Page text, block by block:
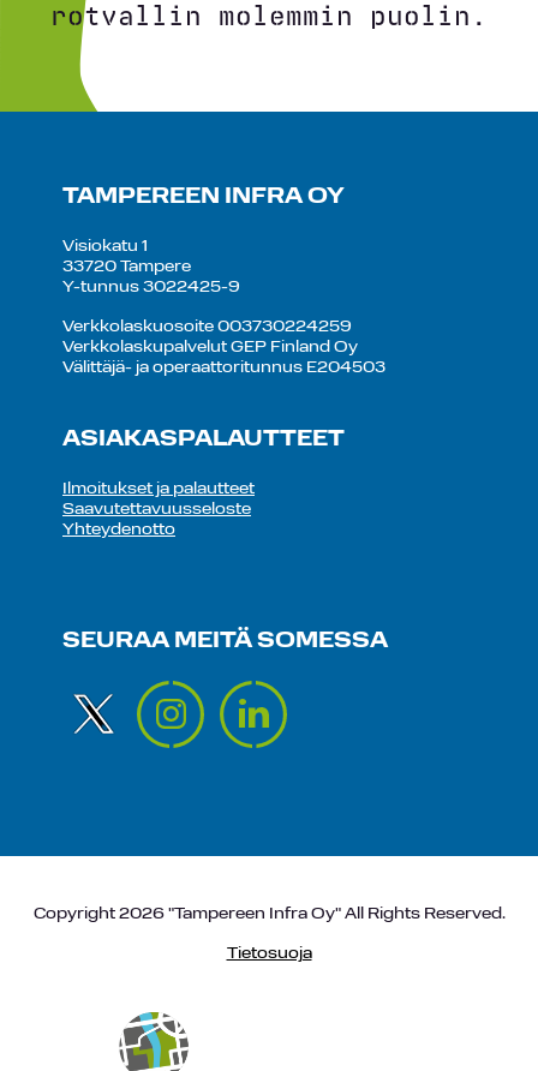
rotvallin molemmin puolin.
TAMPEREEN INFRA OY
Visiokatu 1
33720 Tampere
Y-tunnus 3022425-9
Verkkolaskuosoite 003730224259
Verkkolaskupalvelut GEP Finland Oy
Välittäjä- ja operaattoritunnus E204503
ASIAKASPALAUTTEET
Ilmoitukset ja palautteet
Saavutettavuusseloste
Yhteydenotto
SEURAA MEITÄ SOMESSA
Copyright 2026 "Tampereen Infra Oy" All Rights Reserved.
Tietosuoja